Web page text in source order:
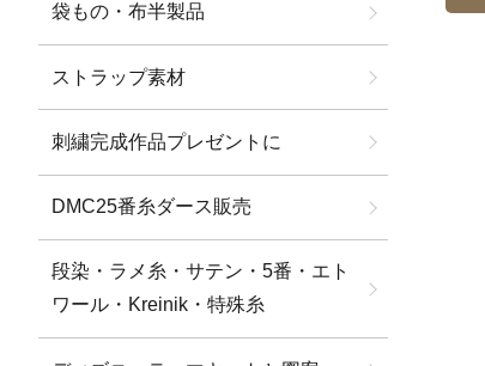
袋もの・布半製品
ストラップ素材
刺繍完成作品プレゼントに
DMC25番糸ダース販売
段染・ラメ糸・サテン・5番・エト
ワール・Kreinik・特殊糸